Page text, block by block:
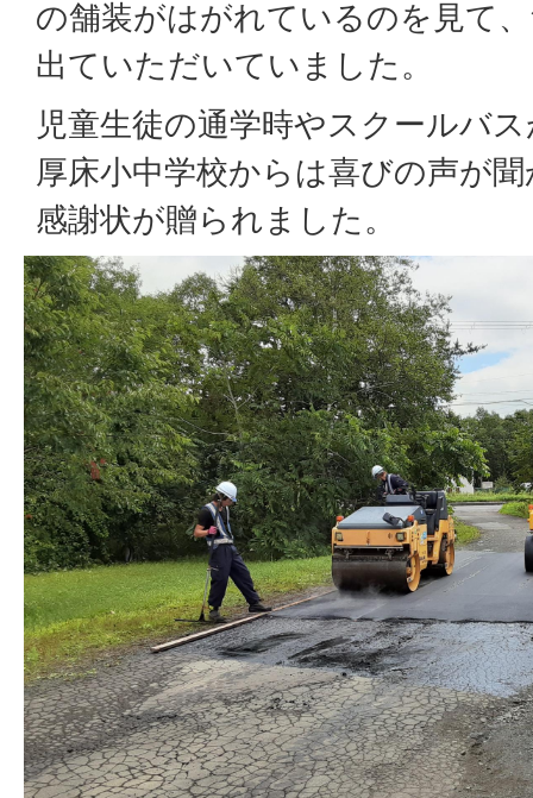
の舗装がはがれているのを見て
出ていただいていました。
児童生徒の通学時やスクールバ
厚床小中学校からは喜びの声が
感謝状が贈られました。